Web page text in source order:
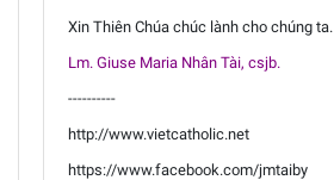
Xin Thiên Chúa chúc lành cho chúng ta.
Lm. Giuse Maria Nhân Tài, csjb.
----------
http://www.vietcatholic.net
https://www.facebook.com/jmtaiby